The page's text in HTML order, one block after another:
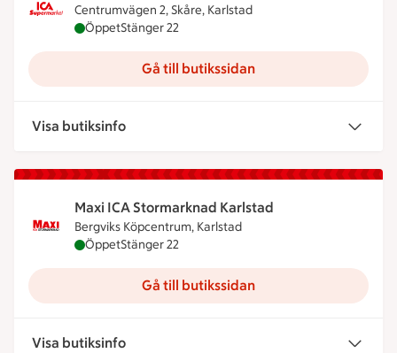
Centrumvägen 2, Skåre, Karlstad
ICA Supermarket Skåre är öppen nu, stänger
ÖppetStänger 22
Gå till butikssidan
Visa butiksinfo
Maxi ICA Stormarknad Karlstad
Bergviks Köpcentrum, Karlstad
Maxi ICA Stormarknad Karlstad är öppen nu,
ÖppetStänger 22
Gå till butikssidan
Visa butiksinfo